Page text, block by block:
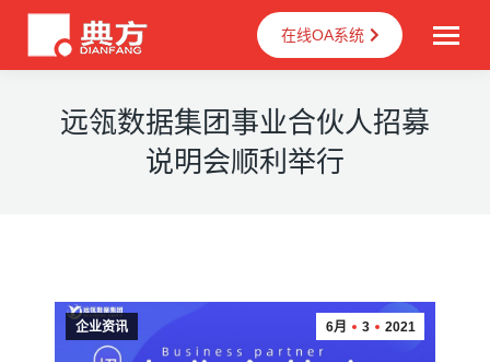
在线OA系统
远瓴数据集团事业合伙人招募
说明会顺利举行
6月 3 2021
企业资讯